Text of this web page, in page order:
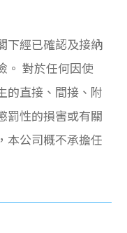
下經已確認及接納
。 對於任何因使
的直接、間接、附
罰性的損害或有關
本公司概不承擔任